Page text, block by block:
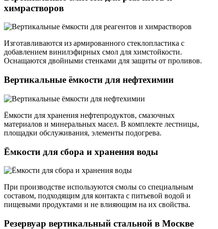
химрастворов
Изготавливаются из армированного стеклопластика с
добавлением винилэфирных смол для химстойкости.
Оснащаются двойными стенками для защиты от проливов.
Вертикальные ёмкости для нефтехимии
Ёмкости для хранения нефтепродуктов, смазочных
материалов и минеральных масел. В комплекте лестницы,
площадки обслуживания, элементы подогрева.
Ёмкости для сбора и хранения воды
При производстве используются смолы со специальным
составом, подходящим для контакта с питьевой водой и
пищевыми продуктами и не влияющим на их свойства.
Резервуар вертикальный стальной в Москве